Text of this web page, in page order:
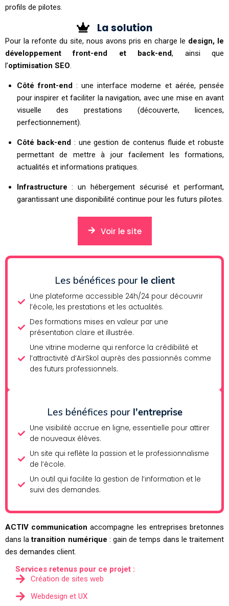
profils de pilotes.
La solution
Pour la refonte du site, nous avons pris en charge le design, le
développement front-end et back-end, ainsi que
l’optimisation SEO.
Côté front-end: une interface moderne et aérée, pensée
pour inspirer et faciliter la navigation, avec une mise en avant
visuelle des prestations (découverte, licences,
perfectionnement).
Côté back-end : une gestion de contenus fluide et robuste
permettant de mettre à jour facilement les formations,
actualités et informations pratiques.
Infrastructure : un hébergement sécurisé et performant,
garantissant une disponibilité continue pour les futurs pilotes.
Voir le site
Les bénéfices pour le client
Une plateforme accessible 24h/24 pour découvrir
l’école, les prestations et les actualités.
Des formations mises en valeur par une
présentation claire et illustrée.
Une vitrine moderne qui renforce la crédibilité et
l’attractivité d’AirSkol auprès des passionnés comme
des futurs professionnels.
Les bénéfices pour l'entreprise
Une visibilité accrue en ligne, essentielle pour attirer
de nouveaux élèves.
Un site qui reflète la passion et le professionnalisme
de l’école.
Un outil qui facilite la gestion de l’information et le
suivi des demandes.
ACTIV communication accompagne les entreprises bretonnes
dans latransition numérique : gain de temps dans le traitement
des demandes client.
Services retenus pour ce projet :
Création de sites web
Webdesign et UX